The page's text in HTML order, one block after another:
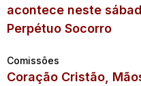
acontece neste
Perpétuo Socorro
Comissões
Coração Cristão,